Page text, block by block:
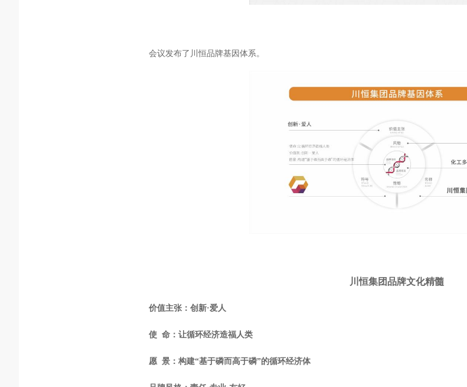
会议发布了川恒品牌基因体系。
川恒集团品牌文化精髓
价值主张：创新·爱人
使 命：让循环经济造福人类
愿 景：构建“基于磷而高于磷”的循环经济体